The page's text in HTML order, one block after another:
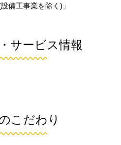
備工事業を除く)」
サービス情報
こだわり